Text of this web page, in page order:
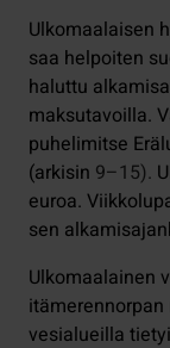
Ulkomaalaisen
saa helpoiten
haluttu
maksutavoilla.
puhelimitse
(arkisin 9–15).
euroa.
sen
Ulkomaalainen
vesialueilla